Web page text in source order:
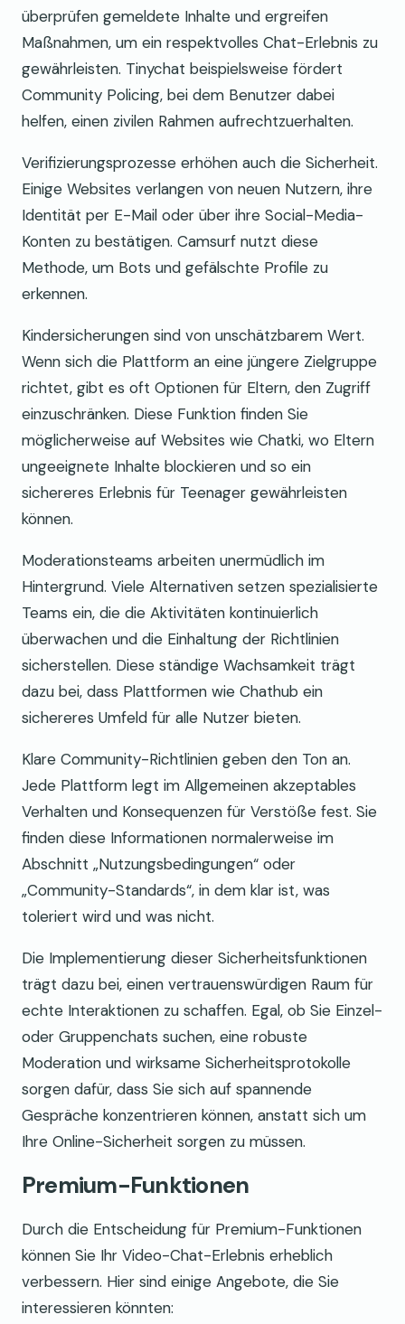
überprüfen gemeldete Inhalte und ergreifen
Maßnahmen, um ein respektvolles Chat-Erlebnis zu
gewährleisten. Tinychat beispielsweise fördert
Community Policing, bei dem Benutzer dabei
helfen, einen zivilen Rahmen aufrechtzuerhalten.
Verifizierungsprozesse erhöhen auch die Sicherheit.
Einige Websites verlangen von neuen Nutzern, ihre
Identität per E-Mail oder über ihre Social-Media-
Konten zu bestätigen. Camsurf nutzt diese
Methode, um Bots und gefälschte Profile zu
erkennen.
Kindersicherungen sind von unschätzbarem Wert.
Wenn sich die Plattform an eine jüngere Zielgruppe
richtet, gibt es oft Optionen für Eltern, den Zugriff
einzuschränken. Diese Funktion finden Sie
möglicherweise auf Websites wie Chatki, wo Eltern
ungeeignete Inhalte blockieren und so ein
sichereres Erlebnis für Teenager gewährleisten
können.
Moderationsteams arbeiten unermüdlich im
Hintergrund. Viele Alternativen setzen spezialisierte
Teams ein, die die Aktivitäten kontinuierlich
überwachen und die Einhaltung der Richtlinien
sicherstellen. Diese ständige Wachsamkeit trägt
dazu bei, dass Plattformen wie Chathub ein
sichereres Umfeld für alle Nutzer bieten.
Klare Community-Richtlinien geben den Ton an.
Jede Plattform legt im Allgemeinen akzeptables
Verhalten und Konsequenzen für Verstöße fest. Sie
finden diese Informationen normalerweise im
Abschnitt „Nutzungsbedingungen“ oder
„Community-Standards“, in dem klar ist, was
toleriert wird und was nicht.
Die Implementierung dieser Sicherheitsfunktionen
trägt dazu bei, einen vertrauenswürdigen Raum für
echte Interaktionen zu schaffen. Egal, ob Sie Einzel-
oder Gruppenchats suchen, eine robuste
Moderation und wirksame Sicherheitsprotokolle
sorgen dafür, dass Sie sich auf spannende
Gespräche konzentrieren können, anstatt sich um
Ihre Online-Sicherheit sorgen zu müssen.
Premium-Funktionen
Durch die Entscheidung für Premium-Funktionen
können Sie Ihr Video-Chat-Erlebnis erheblich
verbessern. Hier sind einige Angebote, die Sie
interessieren könnten: